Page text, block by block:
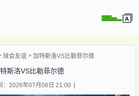
球会友谊 加特斯洛VS比勒菲尔德
斯洛VS比勒菲尔德
：2026年07月08日 21:00